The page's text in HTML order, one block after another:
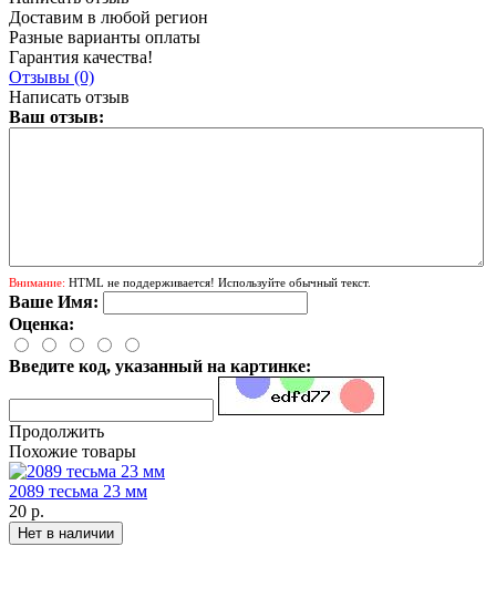
Доставим в любой регион
Разные варианты оплаты
Гарантия качества!
Отзывы (0)
Написать отзыв
Ваш отзыв:
Внимание: HTML не поддерживается! Используйте обычный текст.
Ваше Имя:
Оценка:
Введите код, указанный на картинке:
Продолжить
Похожие товары
2089 тесьма 23 мм
20 р.